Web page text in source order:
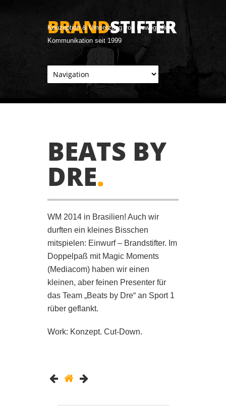
BRANDSTIFTER
Konzeption & Umsetzung von Bewegtbild &
Kommunikation seit 1999
BEATS BY
DRE.
WM 2014 in Brasilien! Auch wir
durften ein kleines Bisschen
mitspielen: Einwurf – Brandstifter. Im
Doppelpaß mit Magic Moments
(Mediacom) haben wir einen
kleinen, aber feinen Presenter für
das Team „Beats by Dre“ an Sport 1
rüber geflankt.
Work: Konzept. Cut-Down.